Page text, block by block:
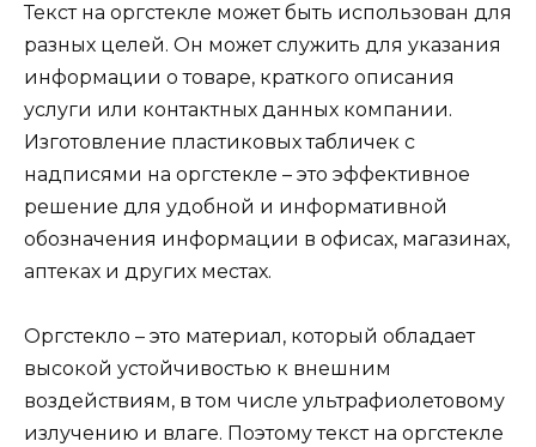
Текст на оргстекле может быть использован для
разных целей. Он может служить для указания
информации о товаре, краткого описания
услуги или контактных данных компании.
Изготовление пластиковых табличек с
надписями на оргстекле – это эффективное
решение для удобной и информативной
обозначения информации в офисах, магазинах,
аптеках и других местах.
Оргстекло – это материал, который обладает
высокой устойчивостью к внешним
воздействиям, в том числе ультрафиолетовому
излучению и влаге. Поэтому текст на оргстекле